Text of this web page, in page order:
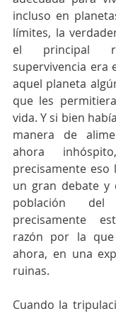
incluso en
límites, la
el principal
supervivencia era
aquel planeta
que les
vida. Y si bien
manera de
ahora
precisamente
un gran debate y
población
precisamente
razón por la que
ahora, en una
ruinas.
Cuando la